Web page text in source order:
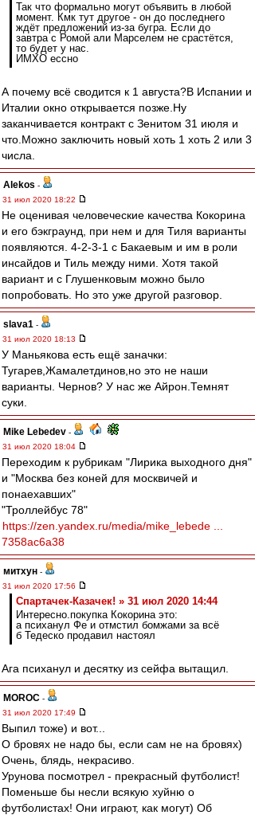
Так что формально могут объявить в любой
момент. Кмк тут другое - он до последнего
ждёт предложений из-за бугра. Если до
завтра с Ромой али Марселем не срастётся,
то будет у нас.
ИМХО ессно
А почему всё сводится к 1 августа?В Испании и
Италии окно открывается позже.Ну
заканчивается контракт с Зенитом 31 июля и
что.Можно заключить новый хоть 1 хоть 2 или 3
числа.
Alekos -
31 июл 2020 18:22
Не оценивая человеческие качества Кокорина
и его бэкграунд, при нем и для Тиля варианты
появляются. 4-2-3-1 с Бакаевым и им в роли
инсайдов и Тиль между ними. Хотя такой
вариант и с Глушенковым можно было
попробовать. Но это уже другой разговор.
slava1 -
31 июл 2020 18:13
У Маньякова есть ещё заначки:
Тугарев,Жамалетдинов,но это не наши
варианты. Чернов? У нас же Айрон.Темнят
суки.
Mike Lebedev -
31 июл 2020 18:04
Переходим к рубрикам "Лирика выходного дня"
и "Москва без коней для москвичей и
понаехавших"
"Троллейбус 78"
https://zen.yandex.ru/media/mike_lebede ...
7358ac6a38
митхун -
31 июл 2020 17:56
Спартачек-Казачек! » 31 июл 2020 14:44
Интересно.покупка Кокорина это:
а психанул Фе и отмстил бомжами за всё
б Тедеско продавил настоял
Ага психанул и десятку из сейфа вытащил.
MOROC -
31 июл 2020 17:49
Выпил тоже) и вот...
О бровях не надо бы, если сам не на бровях)
Очень, блядь, некрасиво.
Урунова посмотрел - прекрасный футболист!
Поменьше бы несли всякую хуйню о
футболистах! Они играют, как могут) Об